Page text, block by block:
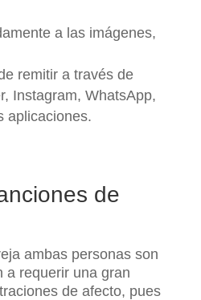
a las imágenes,
remitir a través de
Instagram, WhatsApp,
aplicaciones.
de
ambas personas son
a requerir una gran
de afecto, pues